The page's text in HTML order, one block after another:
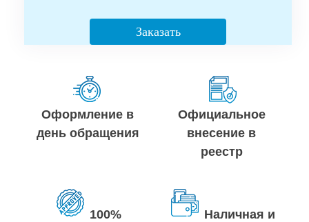
Заказать
Оформление в
день обращения
Официальное
внесение в
реестр
100%
Наличная и